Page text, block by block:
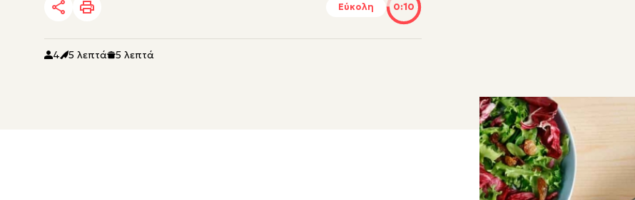
Εύκολη 0:10
4 5 λεπτά 5 λεπτά